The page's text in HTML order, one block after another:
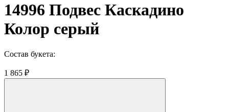
14996 Подвес Каскадино
Колор серый
Состав букета:
1 865 ₽